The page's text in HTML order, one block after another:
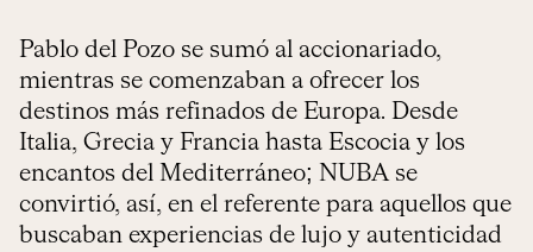
Pablo del Pozo se sumó al accionariado,
mientras se comenzaban a ofrecer los
destinos más refinados de Europa. Desde
Italia, Grecia y Francia hasta Escocia y los
encantos del Mediterráneo; NUBA se
convirtió, así, en el referente para aquellos que
buscaban experiencias de lujo y autenticidad